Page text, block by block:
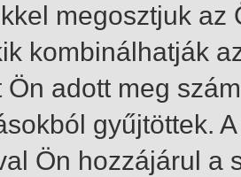
megosztjuk
kombinálhatják
Ön adott meg
gyűjtöttek.
Ön hozzájárul a